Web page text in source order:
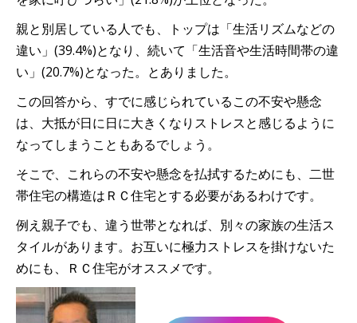
親と別居している人でも、トップは「生活リズムなどの
違い」(39.4%)となり、続いて「生活音や生活時間帯の違
い」(20.7%)となった。とありました。
この回答から、すでに感じられているこの不安や懸念
は、大抵が日に日に大きくなりストレスと感じるように
なってしまうこともあるでしょう。
そこで、これらの不安や懸念を払拭するためにも、二世
帯住宅の構造はＲＣ住宅とする必要があるわけです。
例え親子でも、違う世帯となれば、別々の家族の生活ス
タイルがあります。お互いに極力ストレスを掛けないた
めにも、ＲＣ住宅がオススメです。